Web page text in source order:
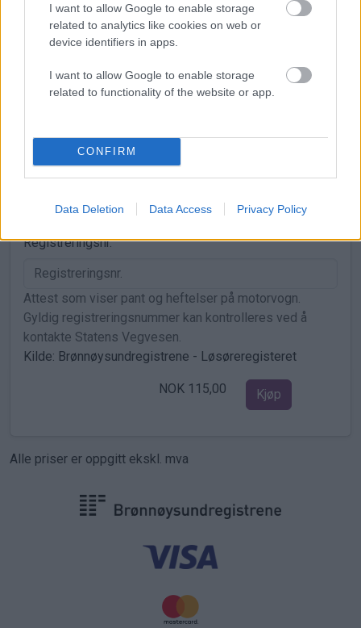
I want to allow Google to enable storage
related to analytics like cookies on web or
device identifiers in apps.
I want to allow Google to enable storage
related to functionality of the website or app.
CONFIRM
Data Deletion Data Access Privacy Policy
selskap.
Kilde: Brønnøysundregistrene - Enhetsregisteret
NOK 25,00 Kjøp
Øvrige produkter
Pantattest motorvogn
Registreringsnr.
Attest som viser pant og heftelser på motorvogn.
Gyldig registreringsnummer kan kontrolleres ved å
kontakte Statens Vegvesen.
Kilde: Brønnøysundregistrene - Løsøreregisteret
NOK 115,00 Kjøp
Alle priser er oppgitt ekskl. mva